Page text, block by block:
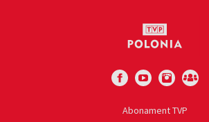
Abonament TVP